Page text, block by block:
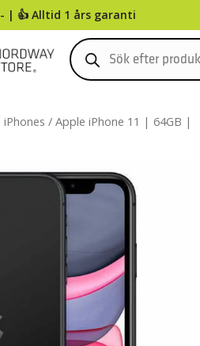
| 👍 Alltid 1 års garanti
0
/ Apple iPhone 11 | 64GB |